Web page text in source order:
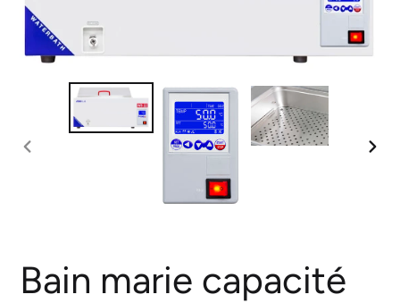
Bain marie capacité